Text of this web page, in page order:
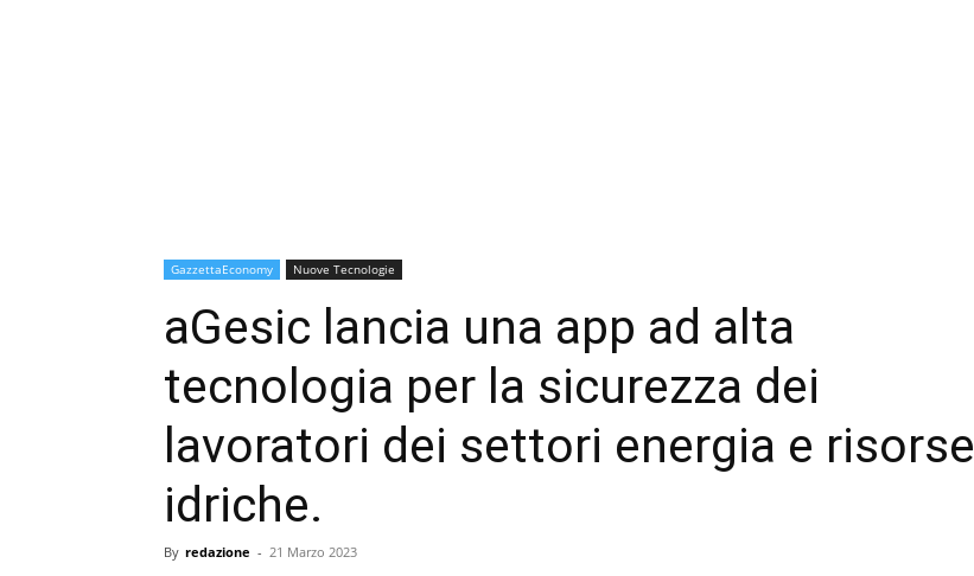
GazzettaEconomy Nuove Tecnologie
aGesic lancia una app ad alta
tecnologia per la sicurezza dei
lavoratori dei settori energia e risorse
idriche.
By redazione - 21 Marzo 2023